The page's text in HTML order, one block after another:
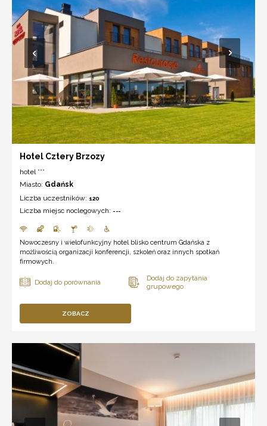
Hotel Cztery Brzozy
hotel ***
Miasto: Gdańsk
Liczba uczestników: 120
Liczba miejsc noclegowych: ---
Nowoczesny i wielofunkcyjny hotel blisko centrum Gdańska z
możliwością organizacji konferencji, szkoleń oraz innych spotkań
firmowych.
ZOBACZ